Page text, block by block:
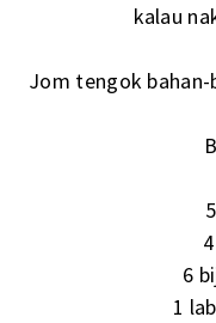
kalau
Jom tengok bahan-
6
1